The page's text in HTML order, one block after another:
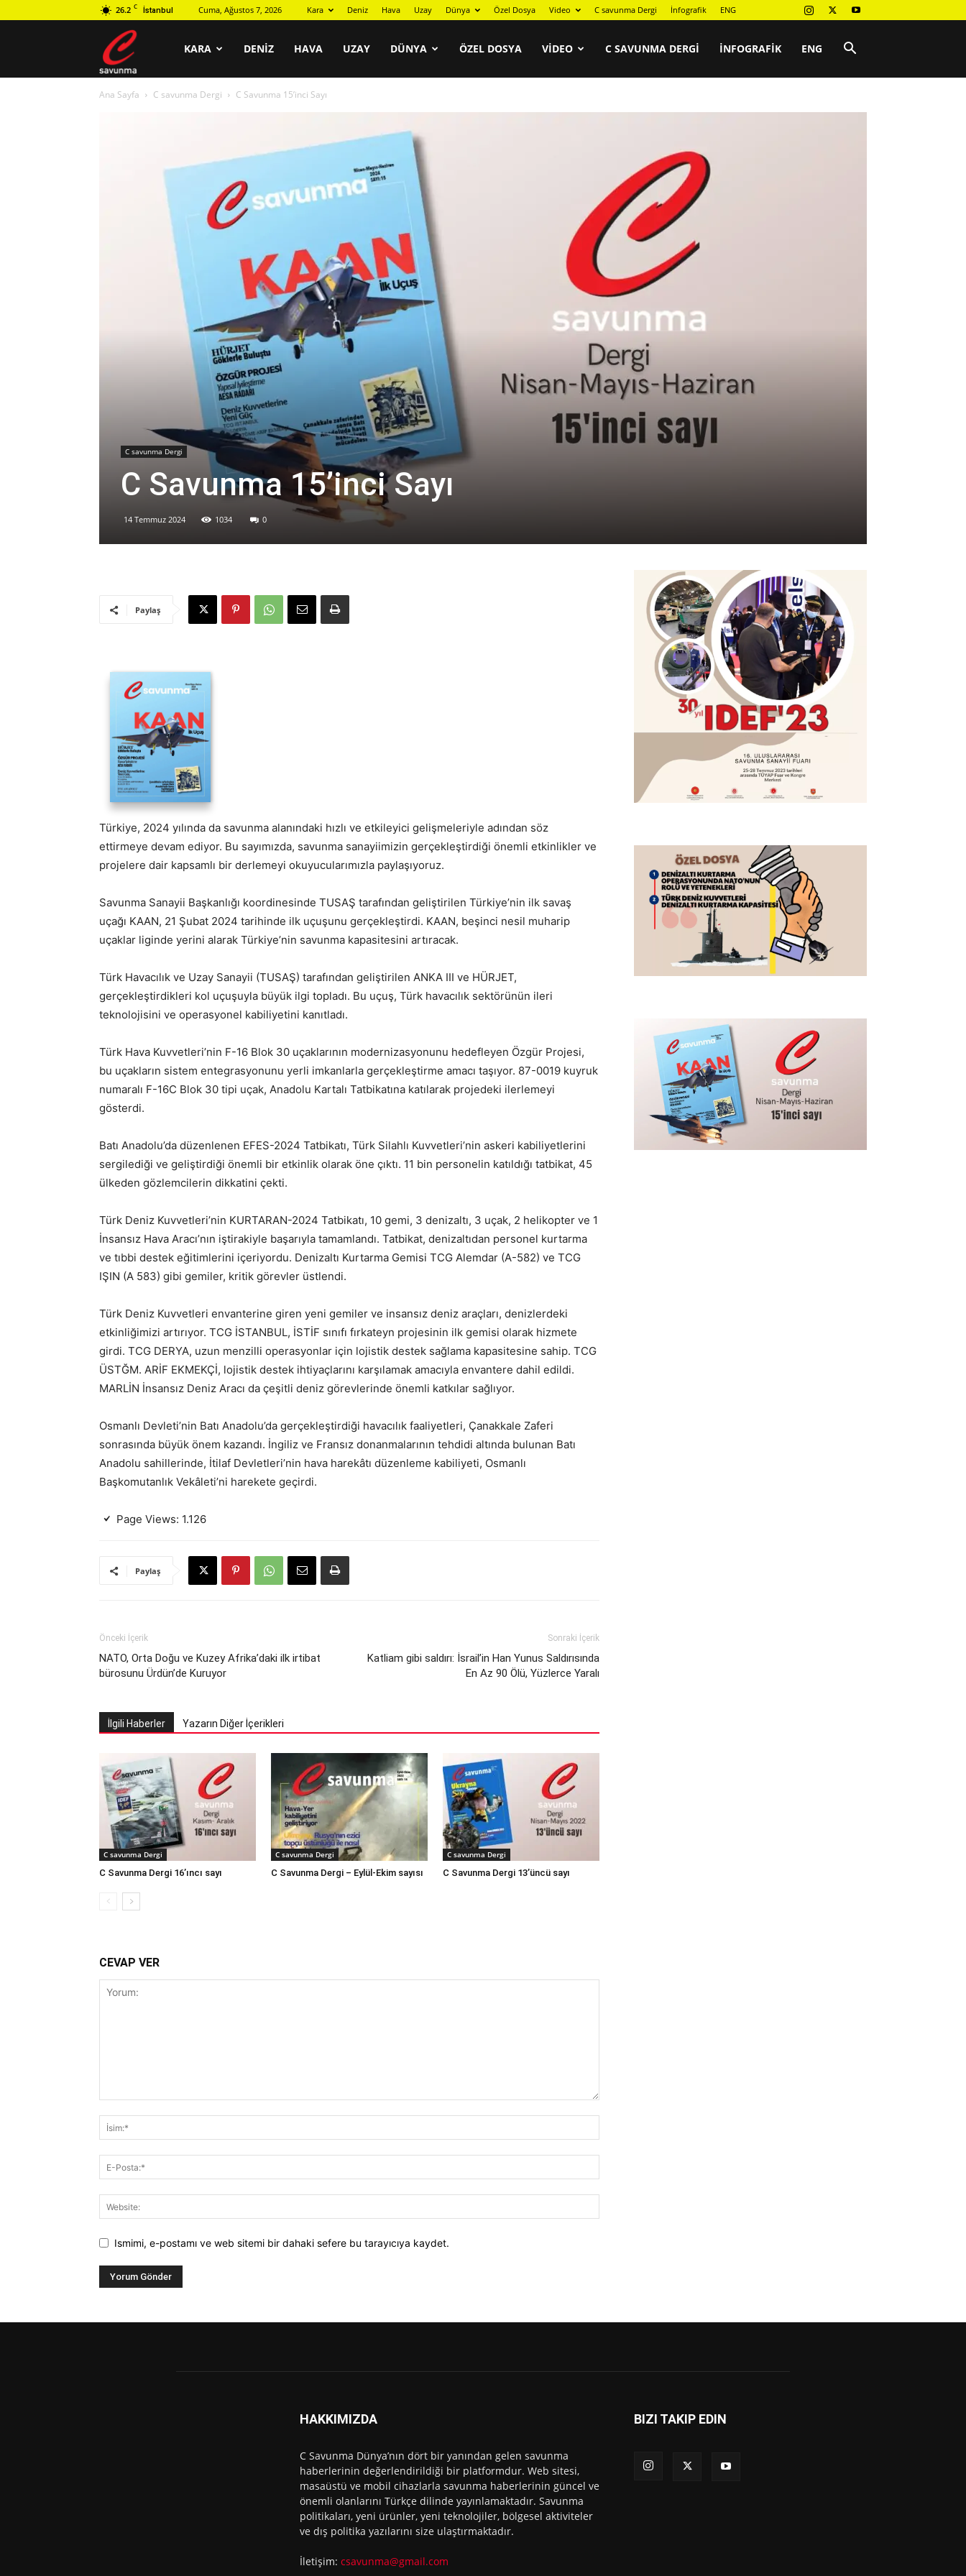
26.2 C İstanbul Cuma, Ağustos 7, 2026 Kara Deniz Hava Uzay Dünya Özel Dosya Video C savunma Dergi İnfografik ENG
KARA DENIZ HAVA UZAY DÜNYA ÖZEL DOSYA VIDEO C SAVUNMA DERGI İNFOGRAFIK ENG
Ana Sayfa C savunma Dergi C Savunma 15’inci Sayı
C savunma Dergi
C Savunma 15’inci Sayı
14 Temmuz 2024 1034 0
Paylaş
Türkiye, 2024 yılında da savunma alanındaki hızlı ve etkileyici gelişmeleriyle adından söz
ettirmeye devam ediyor. Bu sayımızda, savunma sanayiimizin gerçekleştirdiği önemli etkinlikler ve
projelere dair kapsamlı bir derlemeyi okuyucularımızla paylaşıyoruz.
Savunma Sanayii Başkanlığı koordinesinde TUSAŞ tarafından geliştirilen Türkiye’nin ilk savaş
uçağı KAAN, 21 Şubat 2024 tarihinde ilk uçuşunu gerçekleştirdi. KAAN, beşinci nesil muharip
uçaklar liginde yerini alarak Türkiye’nin savunma kapasitesini artıracak.
Türk Havacılık ve Uzay Sanayii (TUSAŞ) tarafından geliştirilen ANKA III ve HÜRJET,
gerçekleştirdikleri kol uçuşuyla büyük ilgi topladı. Bu uçuş, Türk havacılık sektörünün ileri
teknolojisini ve operasyonel kabiliyetini kanıtladı.
Türk Hava Kuvvetleri’nin F-16 Blok 30 uçaklarının modernizasyonunu hedefleyen Özgür Projesi,
bu uçakların sistem entegrasyonunu yerli imkanlarla gerçekleştirme amacı taşıyor. 87-0019 kuyruk
numaralı F-16C Blok 30 tipi uçak, Anadolu Kartalı Tatbikatına katılarak projedeki ilerlemeyi
gösterdi.
Batı Anadolu’da düzenlenen EFES-2024 Tatbikatı, Türk Silahlı Kuvvetleri’nin askeri kabiliyetlerini
sergilediği ve geliştirdiği önemli bir etkinlik olarak öne çıktı. 11 bin personelin katıldığı tatbikat, 45
ülkeden gözlemcilerin dikkatini çekti.
Türk Deniz Kuvvetleri’nin KURTARAN-2024 Tatbikatı, 10 gemi, 3 denizaltı, 3 uçak, 2 helikopter ve 1
İnsansız Hava Aracı’nın iştirakiyle başarıyla tamamlandı. Tatbikat, denizaltıdan personel kurtarma
ve tıbbi destek eğitimlerini içeriyordu. Denizaltı Kurtarma Gemisi TCG Alemdar (A-582) ve TCG
IŞIN (A 583) gibi gemiler, kritik görevler üstlendi.
Türk Deniz Kuvvetleri envanterine giren yeni gemiler ve insansız deniz araçları, denizlerdeki
etkinliğimizi artırıyor. TCG İSTANBUL, İSTİF sınıfı fırkateyn projesinin ilk gemisi olarak hizmete
girdi. TCG DERYA, uzun menzilli operasyonlar için lojistik destek sağlama kapasitesine sahip. TCG
ÜSTĞM. ARİF EKMEKÇİ, lojistik destek ihtiyaçlarını karşılamak amacıyla envantere dahil edildi.
MARLİN İnsansız Deniz Aracı da çeşitli deniz görevlerinde önemli katkılar sağlıyor.
Osmanlı Devleti’nin Batı Anadolu’da gerçekleştirdiği havacılık faaliyetleri, Çanakkale Zaferi
sonrasında büyük önem kazandı. İngiliz ve Fransız donanmalarının tehdidi altında bulunan Batı
Anadolu sahillerinde, İtilaf Devletleri’nin hava harekâtı düzenleme kabiliyeti, Osmanlı
Başkomutanlık Vekâleti’ni harekete geçirdi.
Page Views: 1.126
Paylaş
Önceki İçerik
NATO, Orta Doğu ve Kuzey Afrika’daki ilk irtibat
bürosunu Ürdün’de Kuruyor
Sonraki İçerik
Katliam gibi saldırı: İsrail’in Han Yunus Saldırısında
En Az 90 Ölü, Yüzlerce Yaralı
İlgili Haberler Yazarın Diğer İçerikleri
C savunma Dergi
C Savunma Dergi 16’ıncı sayı
C savunma Dergi
C Savunma Dergi – Eylül-Ekim sayısı
C savunma Dergi
C Savunma Dergi 13’üncü sayı
CEVAP VER
Ismimi, e-postamı ve web sitemi bir dahaki sefere bu tarayıcıya kaydet.
HAKKIMIZDA
C Savunma Dünya’nın dört bir yanından gelen savunma
haberlerinin değerlendirildiği bir platformdur. Web sitesi,
masaüstü ve mobil cihazlarla savunma haberlerinin güncel ve
önemli olanlarını Türkçe dilinde yayınlamaktadır. Savunma
politikaları, yeni ürünler, yeni teknolojiler, bölgesel aktiviteler
ve dış politika yazılarını size ulaştırmaktadır.
İletişim: csavunma@gmail.com
BIZI TAKIP EDIN